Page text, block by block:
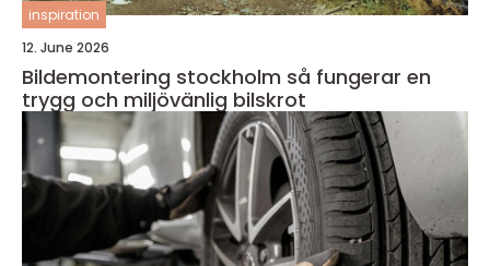
inspiration
12. June 2026
Bildemontering stockholm så fungerar en
trygg och miljövänlig bilskrot